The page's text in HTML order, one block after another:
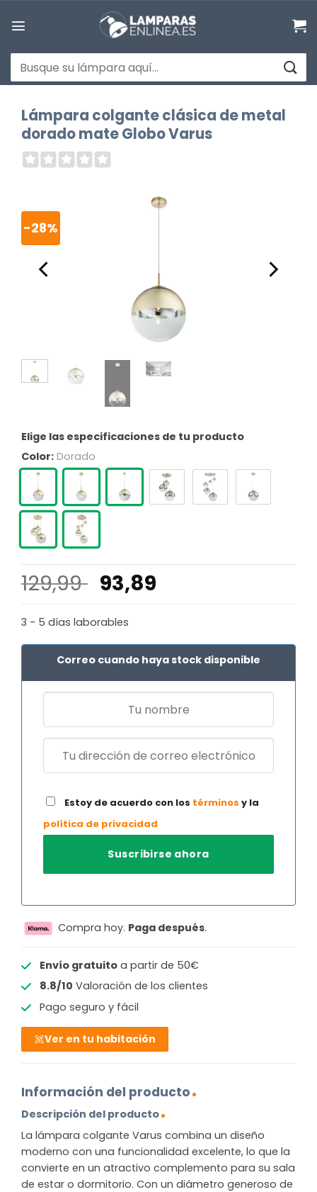
Buscar
por:
Lámpara colgante clásica de metal
dorado mate Globo Varus
-28%
Elige las especificaciones de tu producto
Color: Dorado
129,99 El
precio
original
era:
129,99 €.
93,89
es:
93,89 €.
3 - 5 días laborables
Correo cuando haya stock disponible
Estoy de acuerdo con los términos y la
política de privacidad
Compra hoy. Paga después.
Envío gratuitoa partir de 50€
8.8/10 Valoración de los clientes
Pago seguro y fácil
Ver en tu habitación
Información del producto
Descripción del producto
La lámpara colgante Varus combina un diseño
moderno con una funcionalidad excelente, lo que la
convierte en un atractivo complemento para su sala
de estar o dormitorio. Con un diámetro generoso de